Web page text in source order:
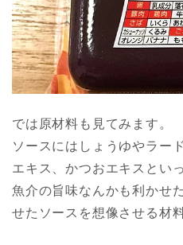
では原材料も見てみます。
ソースにはしょうゆやラー
エキス、かつおエキスとい
魚介の旨味なんかも利かせ
せたソースを想像させる材